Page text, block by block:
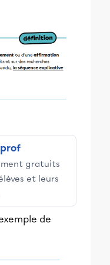
gratuits
et leurs
de